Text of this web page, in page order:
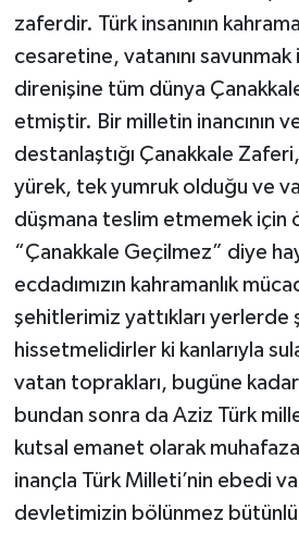
zaferdir. Türk insanının
cesaretine, vatanını
direnişine tüm dünya
etmiştir. Bir milletin inancının
destanlaştığı Çanakkale
yürek, tek yumruk olduğu ve
düşmana teslim etmemek için
“Çanakkale Geçilmez” diye
ecdadımızın kahramanlık
şehitlerimiz yattıkları yerlerde
hissetmelidirler ki kanlarıyla
vatan toprakları, bugüne
bundan sonra da Aziz Türk
kutsal emanet olarak
inançla Türk Milleti’nin ebedi
devletimizin bölünmez